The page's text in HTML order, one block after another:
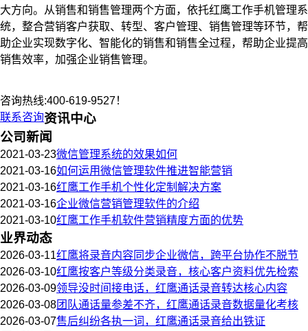
大方向。从销售和销售管理两个方面，依托红鹰工作手机管理系
统，整合营销客户获取、转型、客户管理、销售管理等环节，帮
助企业实现数字化、智能化的销售和销售全过程，帮助企业提高
销售效率，加强企业销售管理。
咨询热线:400-619-9527！
联系咨询资讯中心
公司新闻
2021-03-23微信管理系统的效果如何
2021-03-16如何运用微信管理软件推进智能营销
2021-03-16红鹰工作手机个性化定制解决方案
2021-03-16企业微信营销管理软件的介绍
2021-03-10红鹰工作手机软件营销精度方面的优势
业界动态
2026-03-11红鹰将录音内容同步企业微信，跨平台协作不脱节
2026-03-10红鹰按客户等级分类录音，核心客户资料优先检索
2026-03-09领导没时间接电话，红鹰通话录音转达核心内容
2026-03-08团队通话量参差不齐，红鹰通话录音数据量化考核
2026-03-07售后纠纷各执一词，红鹰通话录音给出铁证